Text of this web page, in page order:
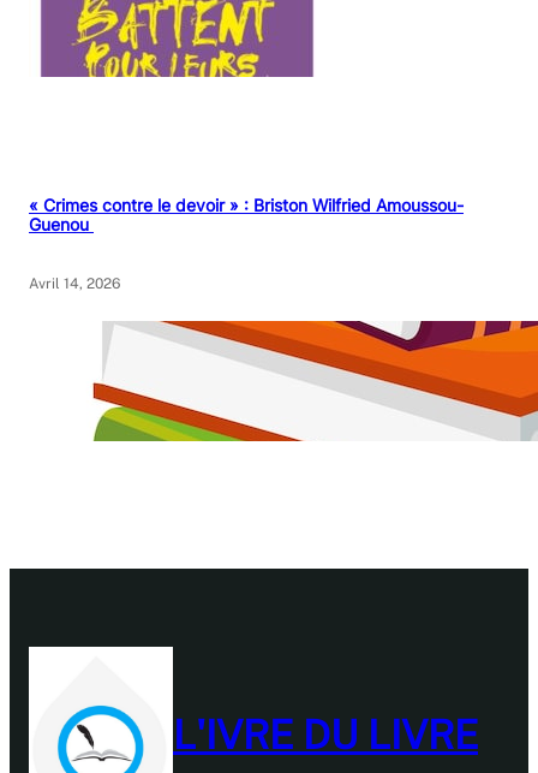
« Crimes contre le devoir » : Briston Wilfried Amoussou-
Guenou
Avril 14, 2026
L'IVRE DU LIVRE